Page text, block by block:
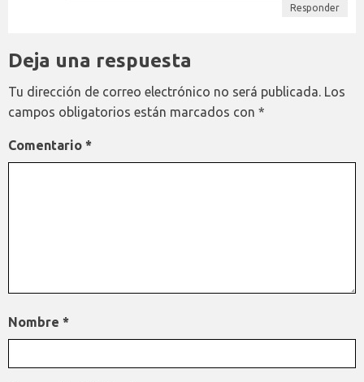
Responder
Deja una respuesta
Tu dirección de correo electrónico no será publicada. Los
campos obligatorios están marcados con *
Comentario *
Nombre *